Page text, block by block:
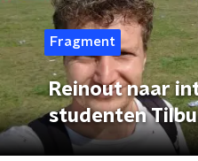
Fragment
Reinout naar
studenten